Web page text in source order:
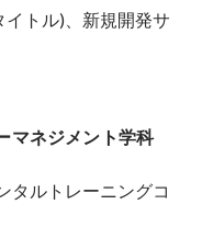
トル)、新規開発サ
マネジメント学科
タルトレーニングコ